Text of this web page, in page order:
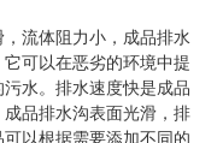
流体阻力小，成品排水
可以在恶劣的环境中提
水。排水速度快是成品
品排水沟表面光滑，排
以根据需要添加不同的